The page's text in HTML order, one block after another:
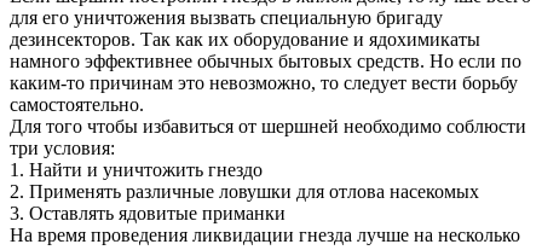
для его уничтожения вызвать специальную бригаду
дезинсекторов. Так как их оборудование и ядохимикаты
намного эффективнее обычных бытовых средств. Но если по
каким-то причинам это невозможно, то следует вести борьбу
самостоятельно.
Для того чтобы избавиться от шершней необходимо соблюсти
три условия:
1. Найти и уничтожить гнездо
2. Применять различные ловушки для отлова насекомых
3. Оставлять ядовитые приманки
На время проведения ликвидации гнезда лучше на несколько